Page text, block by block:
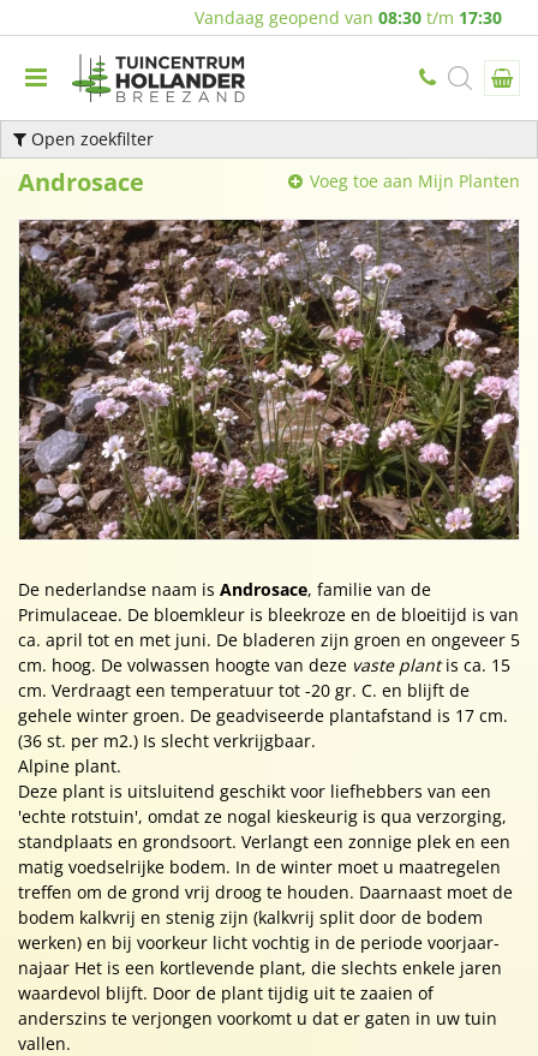
Vandaag geopend van 08:30 t/m 17:30
Open zoekfilter
Androsace Voeg toe aan Mijn Planten
De nederlandse naam is Androsace, familie van de
Primulaceae. De bloemkleur is bleekroze en de bloeitijd is van
ca. april tot en met juni. De bladeren zijn groen en ongeveer 5
cm. hoog. De volwassen hoogte van deze vaste plantis ca. 15
cm. Verdraagt een temperatuur tot -20 gr. C. en blijft de
gehele winter groen. De geadviseerde plantafstand is 17 cm.
(36 st. per m2.) Is slecht verkrijgbaar.
Alpine plant.
Deze plant is uitsluitend geschikt voor liefhebbers van een
'echte rotstuin', omdat ze nogal kieskeurig is qua verzorging,
standplaats en grondsoort. Verlangt een zonnige plek en een
matig voedselrijke bodem. In de winter moet u maatregelen
treffen om de grond vrij droog te houden. Daarnaast moet de
bodem kalkvrij en stenig zijn (kalkvrij split door de bodem
werken) en bij voorkeur licht vochtig in de periode voorjaar-
najaar Het is een kortlevende plant, die slechts enkele jaren
waardevol blijft. Door de plant tijdig uit te zaaien of
anderszins te verjongen voorkomt u dat er gaten in uw tuin
vallen.